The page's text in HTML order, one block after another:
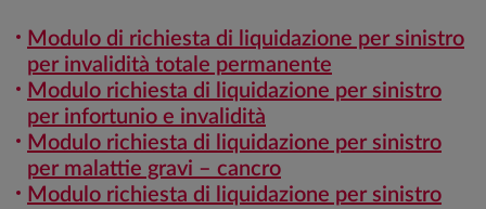
Modulo di richiesta di liquidazione per sinistro
per invalidità totale permanente
Modulo richiesta di liquidazione per sinistro
per infortunio e invalidità
Modulo richiesta di liquidazione per sinistro
per malattie gravi – cancro
Modulo richiesta di liquidazione per sinistro